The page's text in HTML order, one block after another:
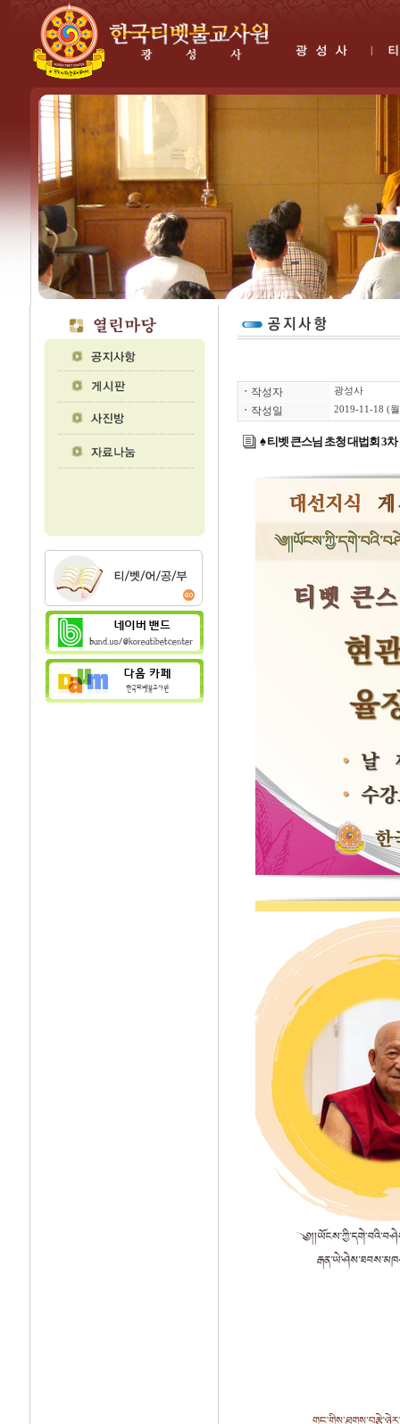
ㆍ 작성자 광성사
ㆍ 작성일 2019-11-18 (
♠ 티벳 큰스님 초청 대법회 3차